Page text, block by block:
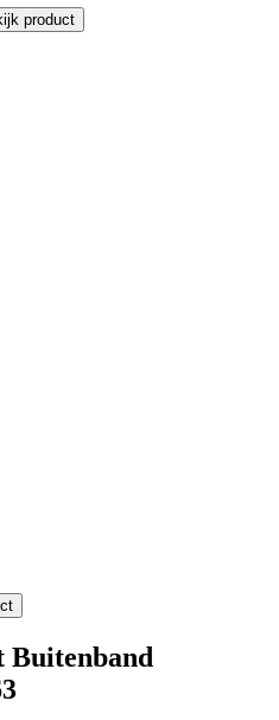
product
Buitenband